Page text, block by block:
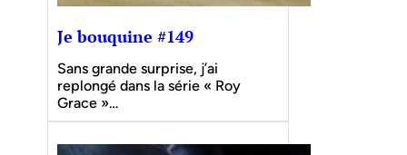
Je bouquine #149
Sans grande surprise, j’ai
replongé dans la série « Roy
Grace »…